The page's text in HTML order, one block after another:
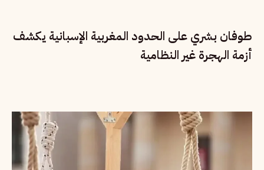
طوفان بشري على الحدود المغربية الإسبانية يكشف
أزمة الهجرة غير النظامية